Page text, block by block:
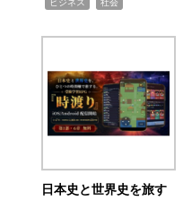
日本史と世界史を旅す